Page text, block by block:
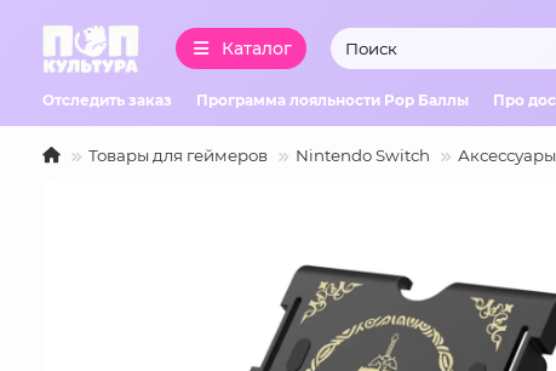
Каталог
Отследить заказ Программа лояльности Pop Баллы Про
Товары для геймеров Nintendo Switch